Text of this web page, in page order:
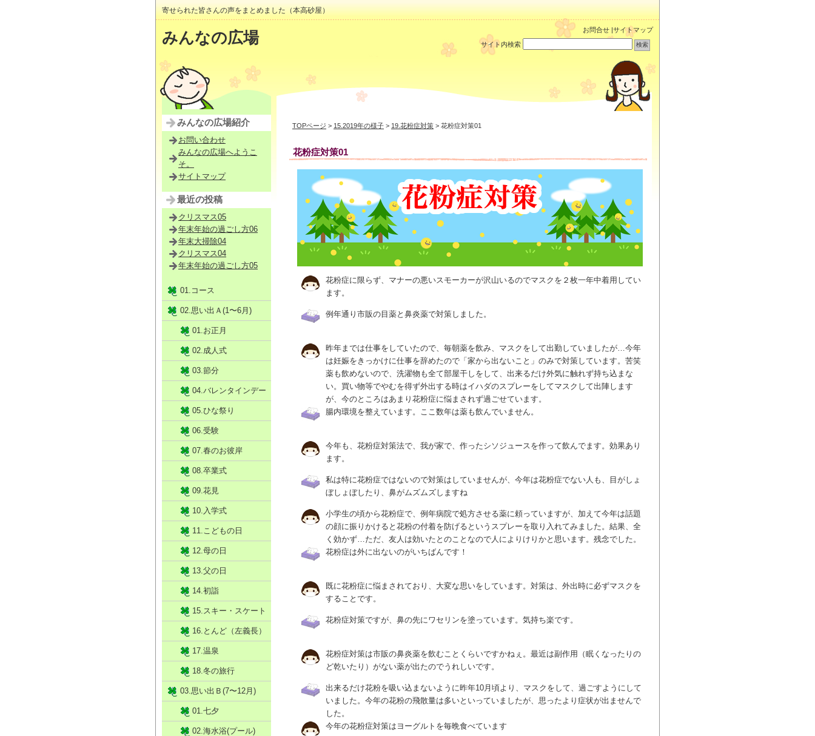
寄せられた皆さんの声をまとめました（本高砂屋）
みんなの広場 お問合せ |サイトマップ
サイト内検索
TOPページ > 15.2019年の様子 > 19.花粉症対策 > 花粉症対策01
花粉症対策01
花粉症に限らず、マナーの悪いスモーカーが沢山いるのでマスクを２枚一年中着用してい
ます。
例年通り市販の目薬と鼻炎薬で対策しました。
昨年までは仕事をしていたので、毎朝薬を飲み、マスクをして出勤していましたが…今年
は妊娠をきっかけに仕事を辞めたので「家から出ないこと」のみで対策しています。苦笑
薬も飲めないので、洗濯物も全て部屋干しをして、出来るだけ外気に触れず持ち込まな
い。買い物等でやむを得ず外出する時はイハダのスプレーをしてマスクして出陣します
が、今のところはあまり花粉症に悩まされず過ごせています。
腸内環境を整えています。ここ数年は薬も飲んでいません。
今年も、花粉症対策法で、我が家で、作ったシソジュースを作って飲んでます。効果あり
ます。
私は特に花粉症ではないので対策はしていませんが、今年は花粉症でない人も、目がしょ
ぼしょぼしたり、鼻がムズムズしますね
小学生の頃から花粉症で、例年病院で処方させる薬に頼っていますが、加えて今年は話題
の顔に振りかけると花粉の付着を防げるというスプレーを取り入れてみました。結果、全
く効かず…ただ、友人は効いたとのことなので人によりけりかと思います。残念でした。
花粉症は外に出ないのがいちばんです！
既に花粉症に悩まされており、大変な思いをしています。対策は、外出時に必ずマスクを
することです。
花粉症対策ですが、鼻の先にワセリンを塗っています。気持ち楽です。
花粉症対策は市販の鼻炎薬を飲むことくらいですかねぇ。最近は副作用（眠くなったりの
ど乾いたり）がない薬が出たのでうれしいです。
出来るだけ花粉を吸い込まないように昨年10月頃より、マスクをして、過ごすようにして
いました。今年の花粉の飛散量は多いといっていましたが、思ったより症状が出ませんで
した。
今年の花粉症対策はヨーグルトを毎晩食べています
みんなの広場紹介
お問い合わせ
みんなの広場へようこ
そ。
サイトマップ
最近の投稿
クリスマス05
年末年始の過ごし方06
年末大掃除04
クリスマス04
年末年始の過ごし方05
01.コース
02.思い出Ａ(1〜6月)
01.お正月
02.成人式
03.節分
04.バレンタインデー
05.ひな祭り
06.受験
07.春のお彼岸
08.卒業式
09.花見
10.入学式
11.こどもの日
12.母の日
13.父の日
14.初詣
15.スキー・スケート
16.とんど（左義長）
17.温泉
18.冬の旅行
03.思い出Ｂ(7〜12月)
01.七夕
02.海水浴(プール)